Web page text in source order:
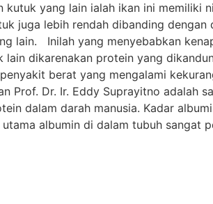
yang lain ialah ikan ini memiliki
juga lebih rendah dibanding
lain. Inilah yang menyebabkan
dikarenakan protein yang
berat yang mengalami
Dr. Ir. Eddy Suprayitno adalah
dalam darah manusia. Kadar
albumin di dalam tubuh sangat